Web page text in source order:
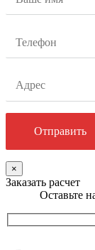
×
Заказать расчет
Оставьте